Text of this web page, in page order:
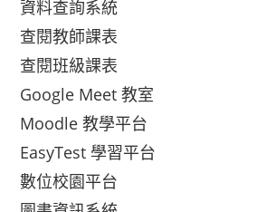
資料查詢系統
查閱教師課表
查閱班級課表
Google Meet 教室
Moodle 教學平台
EasyTest 學習平台
數位校園平台